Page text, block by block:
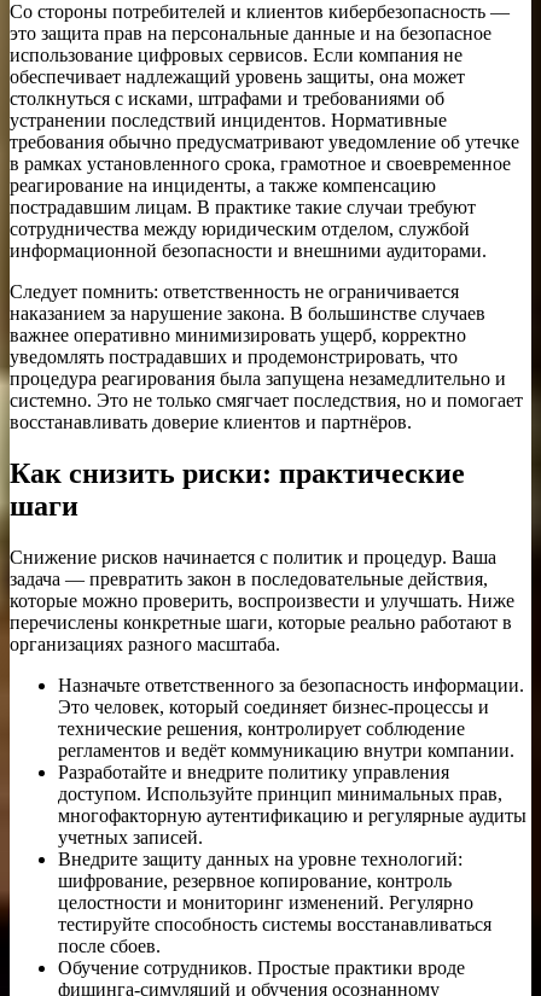
Со стороны потребителей и клиентов кибербезопасность —
это защита прав на персональные данные и на безопасное
использование цифровых сервисов. Если компания не
обеспечивает надлежащий уровень защиты, она может
столкнуться с исками, штрафами и требованиями об
устранении последствий инцидентов. Нормативные
требования обычно предусматривают уведомление об утечке
в рамках установленного срока, грамотное и своевременное
реагирование на инциденты, а также компенсацию
пострадавшим лицам. В практике такие случаи требуют
сотрудничества между юридическим отделом, службой
информационной безопасности и внешними аудиторами.
Следует помнить: ответственность не ограничивается
наказанием за нарушение закона. В большинстве случаев
важнее оперативно минимизировать ущерб, корректно
уведомлять пострадавших и продемонстрировать, что
процедура реагирования была запущена незамедлительно и
системно. Это не только смягчает последствия, но и помогает
восстанавливать доверие клиентов и партнёров.
Как снизить риски: практические
шаги
Снижение рисков начинается с политик и процедур. Ваша
задача — превратить закон в последовательные действия,
которые можно проверить, воспроизвести и улучшать. Ниже
перечислены конкретные шаги, которые реально работают в
организациях разного масштаба.
Назначьте ответственного за безопасность информации.
Это человек, который соединяет бизнес-процессы и
технические решения, контролирует соблюдение
регламентов и ведёт коммуникацию внутри компании.
Разработайте и внедрите политику управления
доступом. Используйте принцип минимальных прав,
многофакторную аутентификацию и регулярные аудиты
учетных записей.
Внедрите защиту данных на уровне технологий:
шифрование, резервное копирование, контроль
целостности и мониторинг изменений. Регулярно
тестируйте способность системы восстанавливаться
после сбоев.
Обучение сотрудников. Простые практики вроде
фишинга-симуляций и обучения осознанному